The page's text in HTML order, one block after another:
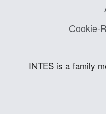
Cookie-
INTES is a family